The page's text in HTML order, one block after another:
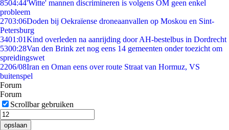
8504:44'Witte' mannen discrimineren is volgens OM geen enkel
probleem
2703:06Doden bij Oekraïense droneaanvallen op Moskou en Sint-
Petersburg
3401:01Kind overleden na aanrijding door AH-bestelbus in Dordrecht
5300:28Van den Brink zet nog eens 14 gemeenten onder toezicht om
spreidingswet
2206/08Iran en Oman eens over route Straat van Hormuz, VS
buitenspel
Forum
Forum
Scrollbar gebruiken
opslaan